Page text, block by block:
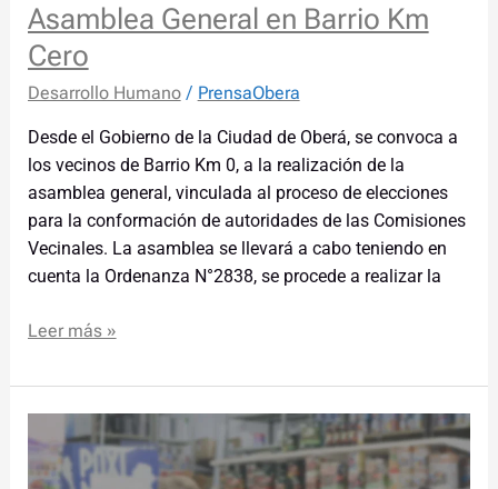
Asamblea General en Barrio Km
Cero
Desarrollo Humano/ PrensaObera
Desde el Gobierno de la Ciudad de Oberá, se convoca a
los vecinos de Barrio Km 0, a la realización de la
asamblea general, vinculada al proceso de elecciones
para la conformación de autoridades de las Comisiones
Vecinales. La asamblea se llevará a cabo teniendo en
cuenta la Ordenanza N°2838, se procede a realizar la
Leer más »
Miércoles
de